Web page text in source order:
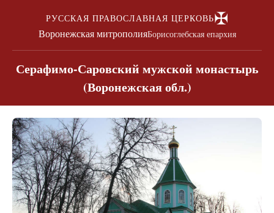
РУССКАЯ ПРАВОСЛАВНАЯ ЦЕРКОВЬ✠
Воронежская митрополияБорисоглебская епархия
Серафимо-Саровский мужской монастырь
(Воронежская обл.)